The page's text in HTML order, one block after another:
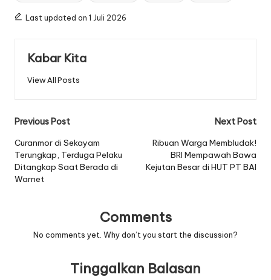
Last updated on 1 Juli 2026
Kabar Kita
View All Posts
Post
navigation
Previous Post
Curanmor di Sekayam
Terungkap, Terduga Pelaku
Ditangkap Saat Berada di
Warnet
Next Post
Ribuan Warga Membludak!
BRI Mempawah Bawa
Kejutan Besar di HUT PT BAI
Comments
No comments yet. Why don’t you start the discussion?
Tinggalkan Balasan